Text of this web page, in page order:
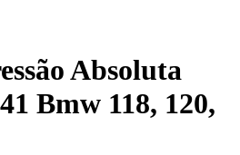
Absoluta
Bmw 118, 120,